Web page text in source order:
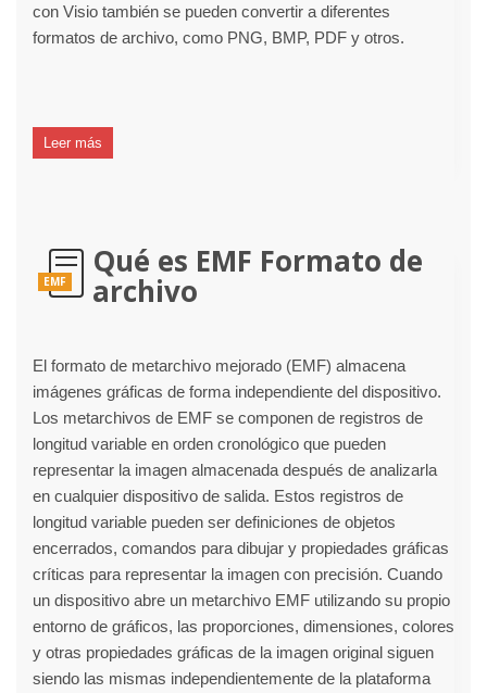
con Visio también se pueden convertir a diferentes
formatos de archivo, como PNG, BMP, PDF y otros.
Leer más
EMF
Qué es EMF Formato de
archivo
El formato de metarchivo mejorado (EMF) almacena
imágenes gráficas de forma independiente del dispositivo.
Los metarchivos de EMF se componen de registros de
longitud variable en orden cronológico que pueden
representar la imagen almacenada después de analizarla
en cualquier dispositivo de salida. Estos registros de
longitud variable pueden ser definiciones de objetos
encerrados, comandos para dibujar y propiedades gráficas
críticas para representar la imagen con precisión. Cuando
un dispositivo abre un metarchivo EMF utilizando su propio
entorno de gráficos, las proporciones, dimensiones, colores
y otras propiedades gráficas de la imagen original siguen
siendo las mismas independientemente de la plataforma